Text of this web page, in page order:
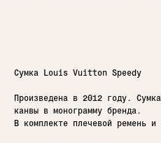
Сумка Louis Vuitton Speedy
Произведена в 2012 году.
канвы в монограмму бренда.
В комплекте плечевой ремень и